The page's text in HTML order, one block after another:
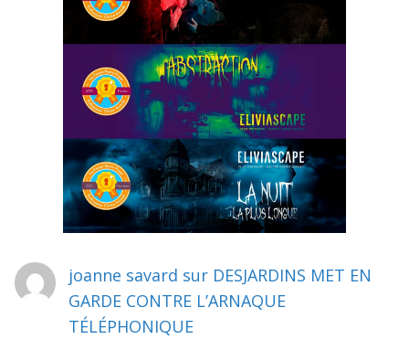
joanne savard sur DESJARDINS MET EN
GARDE CONTRE L’ARNAQUE
TÉLÉPHONIQUE